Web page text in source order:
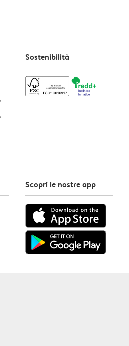
Sostenibilità
Scopri le nostre app